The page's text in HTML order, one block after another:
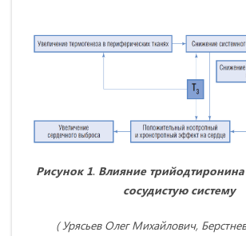
Рисунок 1. Влияние
сосудистую систему
(Урясьев Олег Михайлович,